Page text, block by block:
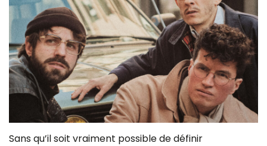
Sans qu’il soit vraiment possible de définir